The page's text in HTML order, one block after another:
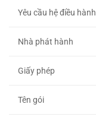
Yêu cầu hệ điều hành
Nhà phát hành
Giấy phép
Tên gói